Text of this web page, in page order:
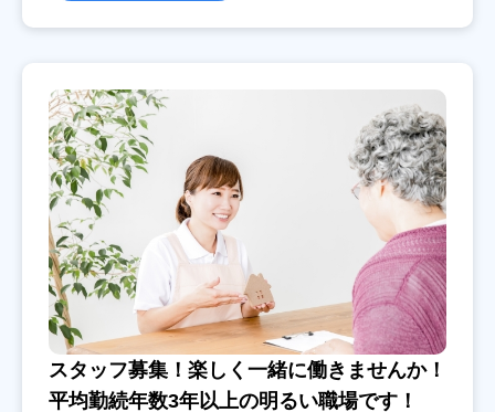
スタッフ募集！楽しく一緒に働きませんか！
平均勤続年数3年以上の明るい職場です！